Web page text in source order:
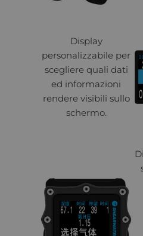
Display
personalizzabile per
scegliere quali dati
ed informazioni
rendere visibili sullo
schermo.